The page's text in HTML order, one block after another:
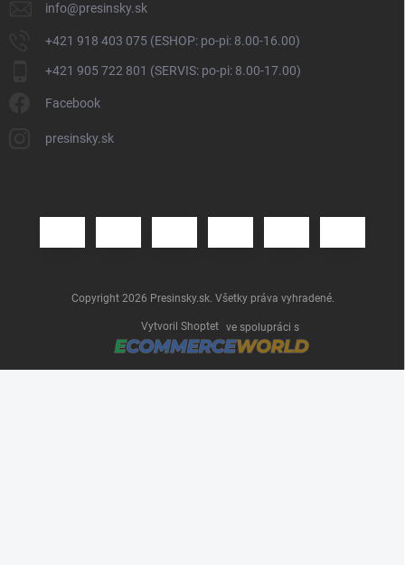
info@presinsky.sk
+421 918 403 075 (ESHOP: po-pi: 8.00-16.00)
+421 905 722 801 (SERVIS: po-pi: 8.00-17.00)
Facebook
presinsky.sk
Vytvoril Shoptet ve spolupráci s
Copyright 2026 Presinsky.sk. Všetky práva vyhradené.